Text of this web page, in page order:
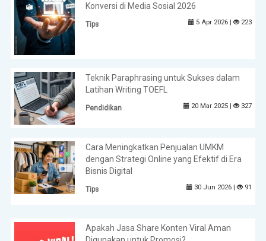
Konversi di Media Sosial 2026
Tips 5 Apr 2026 | 223
Teknik Paraphrasing untuk Sukses dalam
Latihan Writing TOEFL
Pendidikan 20 Mar 2025 | 327
Cara Meningkatkan Penjualan UMKM
dengan Strategi Online yang Efektif di Era
Bisnis Digital
Tips 30 Jun 2026 | 91
Apakah Jasa Share Konten Viral Aman